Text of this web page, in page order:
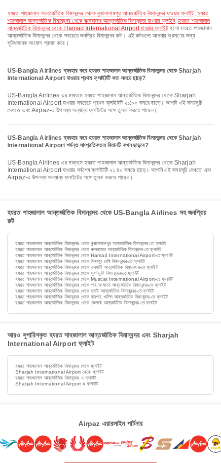
হযরত শাহজালাল আন্তর্জাতিক বিমানবন্দর থেকে কুয়ালালামপুর আন্তর্জাতিক বিমানবন্দর যাওয়ার ফ্লাইট, হযরত
শাহজালাল আন্তর্জাতিক বিমানবন্দর থেকে কক্সবাজার আন্তর্জাতিক বিমানবন্দর যাওয়ার ফ্লাইট, হযরত শাহজালাল
আন্তর্জাতিক বিমানবন্দর থেকে Hamad International Airport যাওয়ার ফ্লাইটহলো হযরত শাহজালাল
আন্তর্জাতিক বিমানবন্দর থেকে সবচেয়ে জনপ্রিয় বিমানবন্দর রুট। এই রুটগুলো আপনার ভ্রমণের জন্য
সুবিধাজনক সংযোগ প্রদান করে।
US-Bangla Airlines ব্যবহার করে হযরত শাহজালাল আন্তর্জাতিক বিমানবন্দর থেকে Sharjah
International Airport যাওয়ার প্রথম ফ্লাইটটি কত সময়ে ছাড়ে?
US-Bangla Airlines এর মাধ্যমে হযরত শাহজালাল আন্তর্জাতিক বিমানবন্দর থেকে Sharjah
International Airport যাওয়ার সবচেয়ে প্রথম ফ্লাইটটি ২১:০০ সময়ে ছাড়ে। আপনি এই সময়সূচি
দেখতে এবং Airpaz-এ উপলব্ধ অন্যান্য ফ্লাইটের সঙ্গে তুলনা করতে পারেন।
US-Bangla Airlines ব্যবহার করে হযরত শাহজালাল আন্তর্জাতিক বিমানবন্দর থেকে Sharjah
International Airport পর্যন্ত সাম্প্রতিকতম বিমানটি কখন ছাড়বে?
US-Bangla Airlines এর মাধ্যমে হযরত শাহজালাল আন্তর্জাতিক বিমানবন্দর থেকে Sharjah
International Airport যাওয়ার সর্বশেষ ফ্লাইটটি ২১:৪০ সময়ে ছাড়ে। আপনি এই সময়সূচি দেখতে এবং
Airpaz-এ উপলব্ধ অন্যান্য ফ্লাইটের সঙ্গে তুলনা করতে পারেন।
হযরত শাহজালাল আন্তর্জাতিক বিমানবন্দর থেকে US-Bangla Airlines সহ জনপ্রিয়
রুট
হযরত শাহজালাল আন্তর্জাতিক বিমানবন্দর থেকে কুয়ালালামপুর আন্তর্জাতিক বিমানবন্দর-তে ফ্লাইট
হযরত শাহজালাল আন্তর্জাতিক বিমানবন্দর থেকে কক্সবাজার আন্তর্জাতিক বিমানবন্দর-তে ফ্লাইট
হযরত শাহজালাল আন্তর্জাতিক বিমানবন্দর থেকে Hamad International Airport-তে ফ্লাইট
হযরত শাহজালাল আন্তর্জাতিক বিমানবন্দর থেকে সিঙ্গাপুর চাঙ্গি বিমানবন্দর-তে ফ্লাইট
হযরত শাহজালাল আন্তর্জাতিক বিমানবন্দর থেকে ওসমানী আন্তর্জাতিক বিমানবন্দর-তে ফ্লাইট
হযরত শাহজালাল আন্তর্জাতিক বিমানবন্দর থেকে সুবর্ণভূমি বিমানবন্দর-তে ফ্লাইট
হযরত শাহজালাল আন্তর্জাতিক বিমানবন্দর থেকে Muscat International Airport-তে ফ্লাইট
হযরত শাহজালাল আন্তর্জাতিক বিমানবন্দর থেকে শাহ আমানত আন্তর্জাতিক বিমানবন্দর-তে ফ্লাইট
হযরত শাহজালাল আন্তর্জাতিক বিমানবন্দর থেকে দুবাই আন্তর্জাতিক বিমানবন্দর-তে ফ্লাইট
হযরত শাহজালাল আন্তর্জাতিক বিমানবন্দর থেকে বাদশাহ খালিদ আন্তর্জাতিক বিমানবন্দর-তে ফ্লাইট
হযরত শাহজালাল আন্তর্জাতিক বিমানবন্দর থেকে ভেলানা আন্তর্জাতিক বিমানবন্দর-তে ফ্লাইট
আরও সুপারিশকৃত হযরত শাহজালাল আন্তর্জাতিক বিমানবন্দর এবং Sharjah
International Airport ফ্লাইট
হযরত শাহজালাল আন্তর্জাতিক বিমানবন্দর থেকে ফ্লাইট
Sharjah International Airport থেকে ফ্লাইট
হযরত শাহজালাল আন্তর্জাতিক বিমানবন্দর এ ফ্লাইট
Sharjah International Airport এ ফ্লাইট
Airpaz এয়ারলাইন পার্টনার